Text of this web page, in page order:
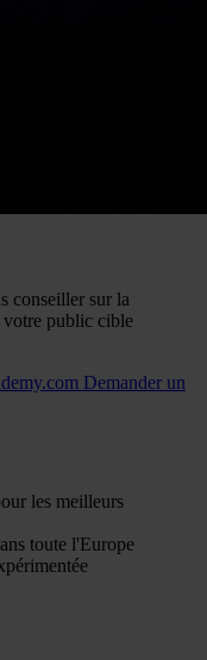
conseiller sur la
votre public cible
Demander un
les meilleurs
toute l'Europe